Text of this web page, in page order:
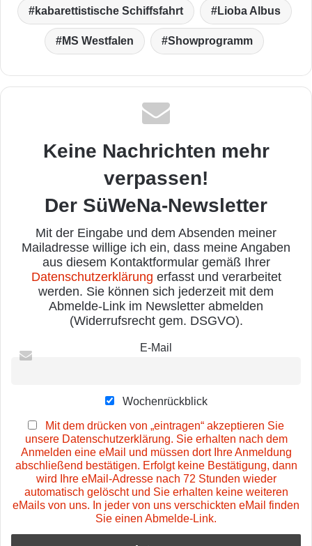
kabarettistische Schiffsfahrt Lioba Albus
MS Westfalen Showprogramm
Keine Nachrichten mehr
verpassen!
Der SüWeNa-Newsletter
Mit der Eingabe und dem Absenden meiner
Mailadresse willige ich ein, dass meine Angaben
aus diesem Kontaktformular gemäß Ihrer
Datenschutzerklärung erfasst und verarbeitet
werden. Sie können sich jederzeit mit dem
Abmelde-Link im Newsletter abmelden
(Widerrufsrecht gem. DSGVO).
E-Mail
Wochenrückblick
Mit dem drücken von „eintragen“ akzeptieren Sie
unsere Datenschutzerklärung. Sie erhalten nach dem
Anmelden eine eMail und müssen dort Ihre Anmeldung
abschließend bestätigen. Erfolgt keine Bestätigung, dann
wird Ihre eMail-Adresse nach 72 Stunden wieder
automatisch gelöscht und Sie erhalten keine weiteren
eMails von uns. In jeder von uns verschickten eMail finden
Sie einen Abmelde-Link.